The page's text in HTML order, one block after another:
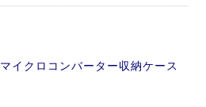
マイクロコンバーター収納ケース